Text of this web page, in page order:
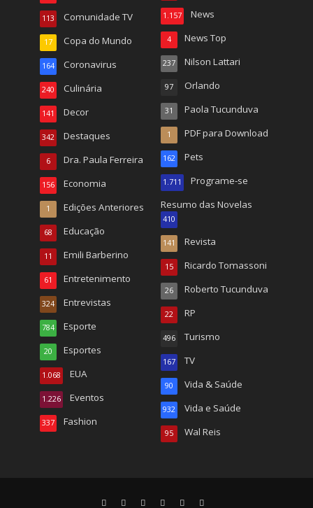
Comunidade TV
113
Copa do Mundo
17
Coronavirus
164
Culinária
240
Decor
141
Destaques
342
Dra. Paula Ferreira
6
Economia
156
Edições Anteriores
1
Educação
68
Emili Barberino
11
Entretenimento
61
Entrevistas
324
Esporte
784
Esportes
20
EUA
1.068
Eventos
1.226
Fashion
337
News
1.157
News Top
4
Nilson Lattari
237
Orlando
97
Paola Tucunduva
31
PDF para Download
1
Pets
162
Programe-se
1.711
Resumo das Novelas
410
Revista
141
Ricardo Tomassoni
15
Roberto Tucunduva
26
RP
22
Turismo
496
TV
167
Vida & Saúde
90
Vida e Saúde
932
Wal Reis
95